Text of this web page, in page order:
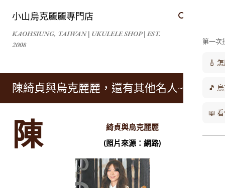
跳到主要內容
小山烏克麗麗專門店
KAOHSIUNG, TAIWAN | UKULELE SHOP | EST.
2008
陳綺貞與烏克麗麗，還有其他名人~
陳
綺貞與烏克麗麗
(照片來源：網路)
第一次
🎸
🎵
📖